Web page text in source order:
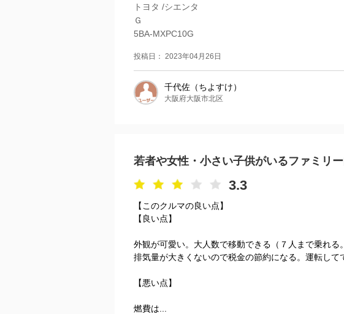
トヨタ /シエンタ
Ｇ
5BA-MXPC10G
投稿日： 2023年04月26日
千代佐（ちよすけ）
大阪府大阪市北区
若者や女性・小さい子供がいるファミリ
3.3
【このクルマの良い点】
【良い点】
外観が可愛い。大人数で移動できる（７人まで乗れる
排気量が大きくないので税金の節約になる。運転して
【悪い点】
燃費は...